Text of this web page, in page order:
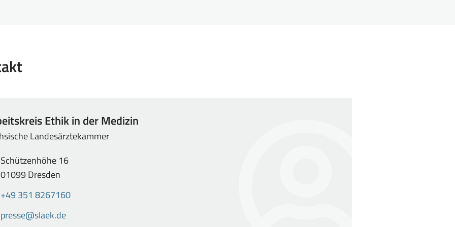
Ethik in der Medizin
Landesärztekammer
Schützenhöhe 16,
01099 Dresden
Anrufen
Arbeitskreis
+49 351 8267160
E-
presse@slaek.de